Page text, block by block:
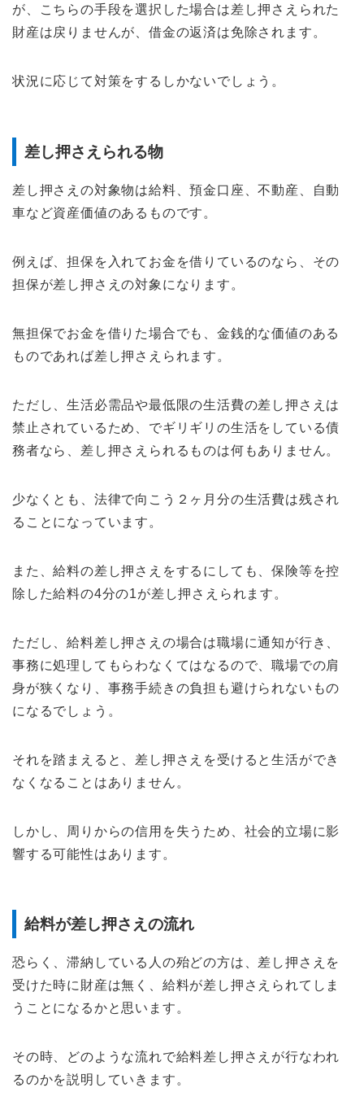
が、こちらの手段を選択した場合は差し押さえられた
財産は戻りませんが、借金の返済は免除されます。
状況に応じて対策をするしかないでしょう。
差し押さえられる物
差し押さえの対象物は給料、預金口座、不動産、自動
車など資産価値のあるものです。
例えば、担保を入れてお金を借りているのなら、その
担保が差し押さえの対象になります。
無担保でお金を借りた場合でも、金銭的な価値のある
ものであれば差し押さえられます。
ただし、生活必需品や最低限の生活費の差し押さえは
禁止されているため、でギリギリの生活をしている債
務者なら、差し押さえられるものは何もありません。
少なくとも、法律で向こう２ヶ月分の生活費は残され
ることになっています。
また、給料の差し押さえをするにしても、保険等を控
除した給料の4分の1が差し押さえられます。
ただし、給料差し押さえの場合は職場に通知が行き、
事務に処理してもらわなくてはなるので、職場での肩
身が狭くなり、事務手続きの負担も避けられないもの
になるでしょう。
それを踏まえると、差し押さえを受けると生活ができ
なくなることはありません。
しかし、周りからの信用を失うため、社会的立場に影
響する可能性はあります。
給料が差し押さえの流れ
恐らく、滞納している人の殆どの方は、差し押さえを
受けた時に財産は無く、給料が差し押さえられてしま
うことになるかと思います。
その時、どのような流れで給料差し押さえが行なわれ
るのかを説明していきます。